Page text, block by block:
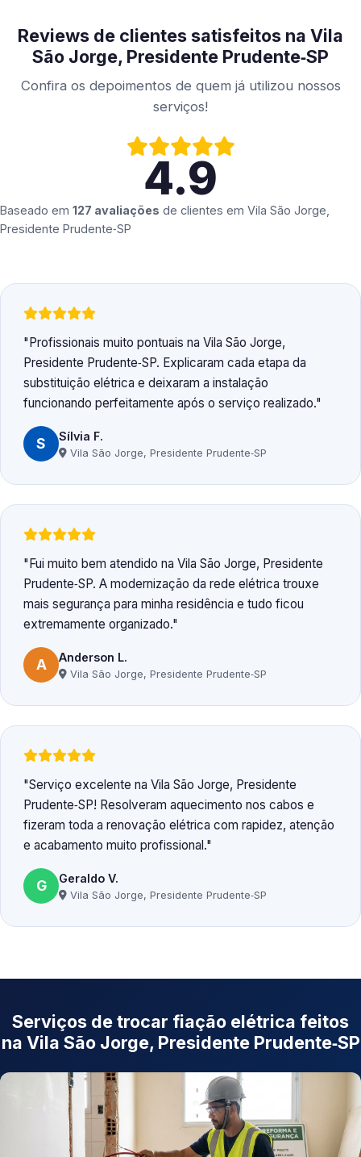
Reviews de clientes satisfeitos na Vila
São Jorge, Presidente Prudente‑SP
Confira os depoimentos de quem já utilizou nossos
serviços!
4.9
Baseado em 127 avaliações de clientes em Vila São Jorge,
Presidente Prudente‑SP
Profissionais muito pontuais na Vila São Jorge,
Presidente Prudente‑SP. Explicaram cada etapa da
substituição elétrica e deixaram a instalação
funcionando perfeitamente após o serviço realizado.
S Sílvia F.
Vila São Jorge, Presidente Prudente‑SP
Fui muito bem atendido na Vila São Jorge, Presidente
Prudente‑SP. A modernização da rede elétrica trouxe
mais segurança para minha residência e tudo ficou
extremamente organizado.
A Anderson L.
Vila São Jorge, Presidente Prudente‑SP
Serviço excelente na Vila São Jorge, Presidente
Prudente‑SP! Resolveram aquecimento nos cabos e
fizeram toda a renovação elétrica com rapidez, atenção
e acabamento muito profissional.
G Geraldo V.
Vila São Jorge, Presidente Prudente‑SP
Serviços de trocar fiação elétrica feitos
na Vila São Jorge, Presidente Prudente‑SP